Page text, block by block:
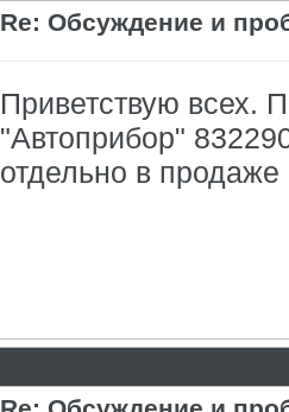
Re: Обсуждение и
Приветствую всех.
"Автоприбор"
отдельно в